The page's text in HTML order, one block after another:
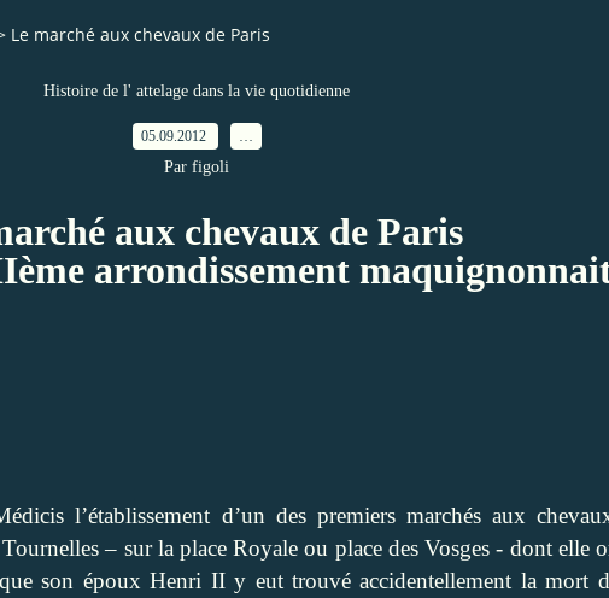
Le marché aux chevaux de Paris
Histoire de l' attelage dans la vie quotidienne
05.09.2012
Par figoli
aux chevaux de Paris
arrondissement
l’établissement d’un des premiers marchés aux
– sur la place Royale ou place des Vosges - dont elle
son époux Henri II y eut trouvé accidentellement la mort